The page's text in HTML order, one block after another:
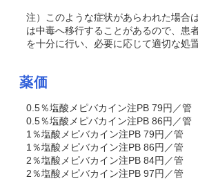
注）このような症状があらわれた場合
は中毒へ移行することがあるので、患
を十分に行い、必要に応じて適切な処
薬価
0.5％塩酸メピバカイン注PB 79円／管
0.5％塩酸メピバカイン注PB 86円／管
1％塩酸メピバカイン注PB 79円／管
1％塩酸メピバカイン注PB 86円／管
2％塩酸メピバカイン注PB 84円／管
2％塩酸メピバカイン注PB 97円／管